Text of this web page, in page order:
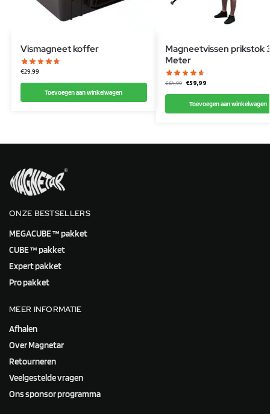
Vismagneet koffer
€29,99
Toevoegen aan winkelwagen
Magneetvissen prikstok
Meter
€64,99 €59,99
Toevoegen aan winkelwagen
ONZE BESTSELLERS
MEGACUBE ™ pakket
CUBE ™ pakket
Expert pakket
Pro pakket
MEER INFORMATIE
Afhalen
Over Magnetar
Retourneren
Veelgestelde vragen
Ons sponsor programma